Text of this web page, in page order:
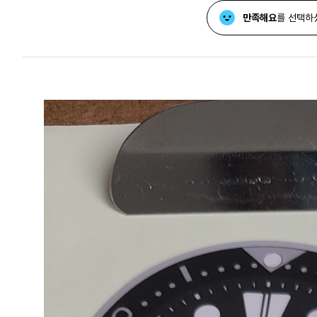
만족해요를 선택하